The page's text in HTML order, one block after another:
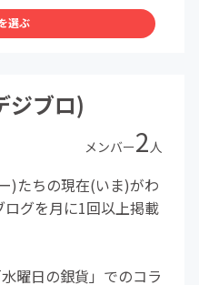
選ぶ
ジブロ)
メンバー2人
)たちの現在(いま)がわ
グを月に1回以上掲載
曜日の銀貨」でのコラ